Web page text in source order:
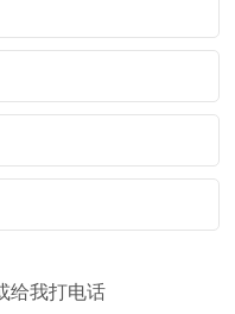
给我打电话